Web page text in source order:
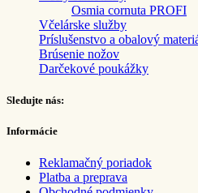
Osmia cornuta PROFI
Včelárske služby
Príslušenstvo a obalový
Brúsenie nožov
Darčekové poukážky
Sledujte nás:
Informácie
Reklamačný poriadok
Platba a preprava